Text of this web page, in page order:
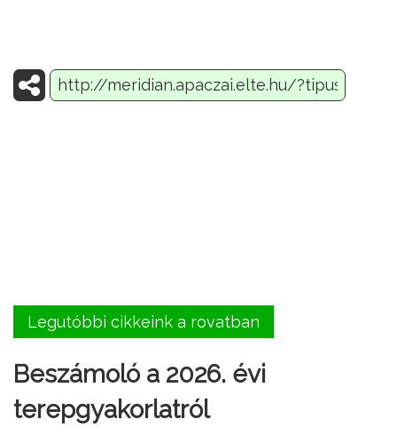
Legutóbbi cikkeink a rovatban
Beszámoló a 2026. évi
terepgyakorlatról